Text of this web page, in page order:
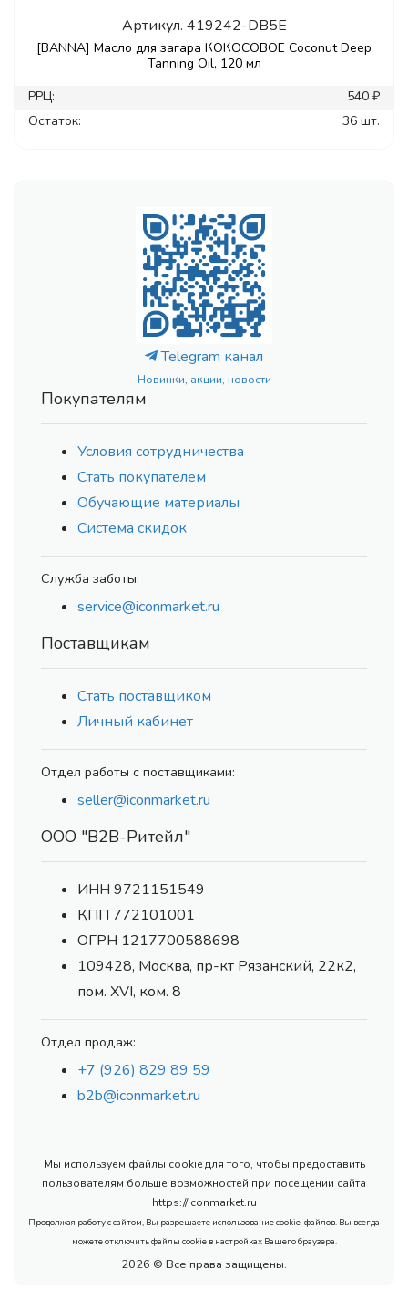
Артикул. 419242-DB5E
[BANNA] Масло для загара КОКОСОВОЕ Coconut Deep
Tanning Oil, 120 мл
РРЦ:
540 ₽
Остаток:
36 шт.
Telegram канал
Новинки, акции, новости
Покупателям
Условия сотрудничества
Стать покупателем
Обучающие материалы
Система скидок
Служба заботы:
service@iconmarket.ru
Поставщикам
Стать поставщиком
Личный кабинет
Отдел работы с поставщиками:
seller@iconmarket.ru
ООО "В2В-Ритейл"
ИНН 9721151549
КПП 772101001
ОГРН 1217700588698
109428, Москва, пр-кт Рязанский, 22к2,
пом. XVI, ком. 8
Отдел продаж:
+7 (926) 829 89 59
b2b@iconmarket.ru
Мы используем файлы cookie для того, чтобы предоставить
пользователям больше возможностей при посещении сайта
https://iconmarket.ru
Продолжая работу с сайтом, Вы разрешаете использование cookie-файлов. Вы всегда
можете отключить файлы cookie в настройках Вашего браузера.
2026 © Все права защищены.